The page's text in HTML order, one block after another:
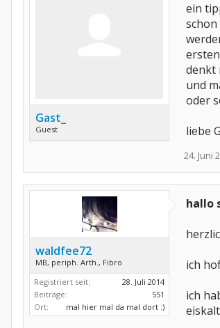
Gast_
Guest
ein
denkt
und
oder
liebe
24. Juni
waldfee72
MB, periph. Arth., Fibro
Registriert seit:
28. Juli 2014
Beiträge:
551
Ort:
mal hier mal da mal dort :)
hallo
ich
ich